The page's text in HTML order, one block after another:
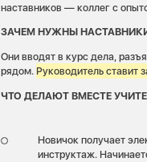
наставников — коллег с
ЗАЧЕМ НУЖНЫ
Они вводят в курс дела,
рядом. Руководитель ставит
ЧТО ДЕЛАЮТ ВМЕСТЕ
Новичок получает
инструктаж.